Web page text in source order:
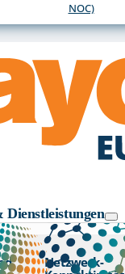
NOC)
Netzwerk-